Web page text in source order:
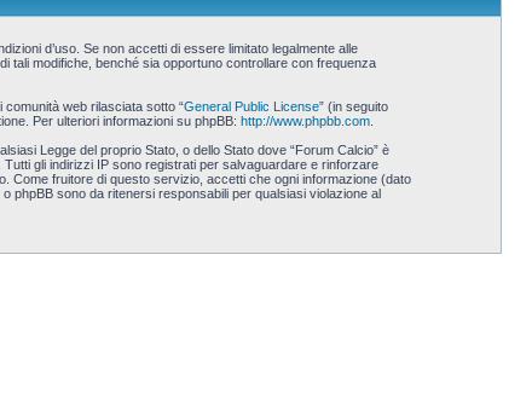
d’uso. Se non accetti di essere limitato legalmente alle
tali modifiche, benché sia opportuno controllare con frequenza
comunità web rilasciata sotto “General Public License” (in seguito
Per ulteriori informazioni su phpBB: http://www.phpbb.com.
Legge del proprio Stato, o dello Stato dove “Forum Calcio” è
gli indirizzi IP sono registrati per salvaguardare e rinforzare
Come fruitore di questo servizio, accetti che ogni informazione (dato
phpBB sono da ritenersi responsabili per qualsiasi violazione al